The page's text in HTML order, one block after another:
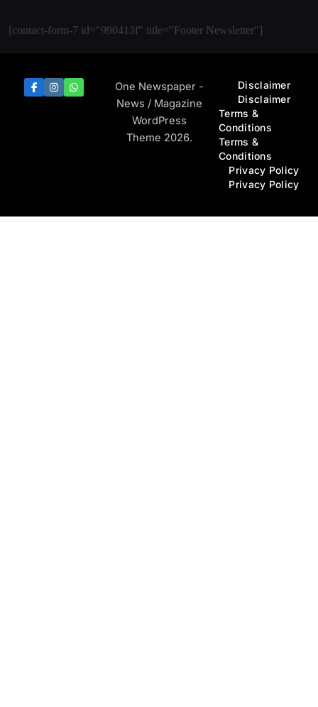
[contact-form-7 id="990413f" title="Footer Newsletter"]
One Newspaper -
News / Magazine
WordPress
Theme 2026.
Disclaimer
Disclaimer
Terms &
Conditions
Terms &
Conditions
Privacy Policy
Privacy Policy